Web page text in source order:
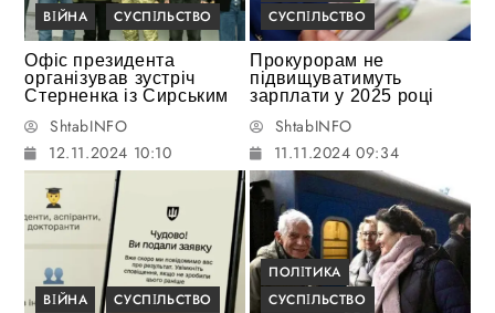
ВІЙНА СУСПІЛЬСТВО
Офіс президента
організував зустріч
Стерненка із Сирським
ShtabINFO
12.11.2024 10:10
СУСПІЛЬСТВО
Прокурорам не
підвищуватимуть
зарплати у 2025 році
ShtabINFO
11.11.2024 09:34
ВІЙНА СУСПІЛЬСТВО
ПОЛІТИКА
СУСПІЛЬСТВО